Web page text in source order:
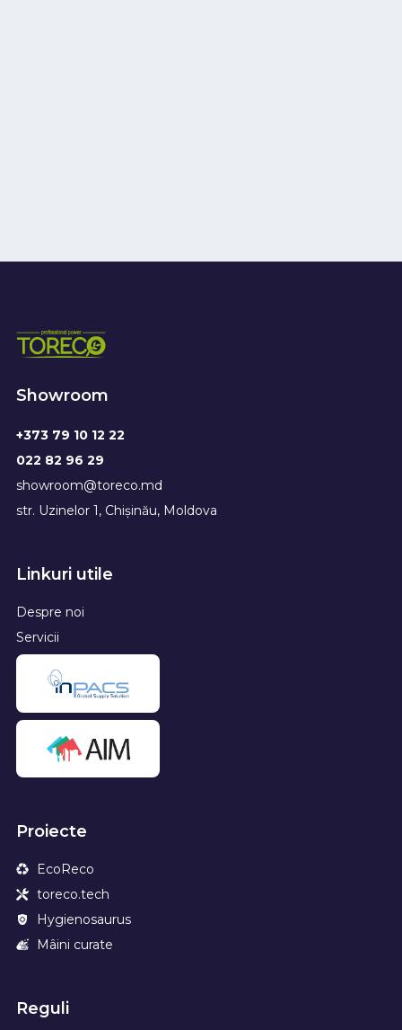
Showroom
+373 79 10 12 22
022 82 96 29
showroom@toreco.md
str. Uzinelor 1, Chișinău, Moldova
Linkuri utile
Despre noi
Servicii
Proiecte
EcoReco
toreco.tech
Hygienosaurus
Mâini curate
Reguli